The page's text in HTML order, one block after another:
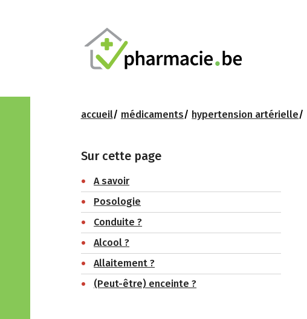
accueil médicaments hypertension artérielle
Sur cette page
A savoir
Posologie
Conduite ?
Alcool ?
Allaitement ?
(Peut-être) enceinte ?